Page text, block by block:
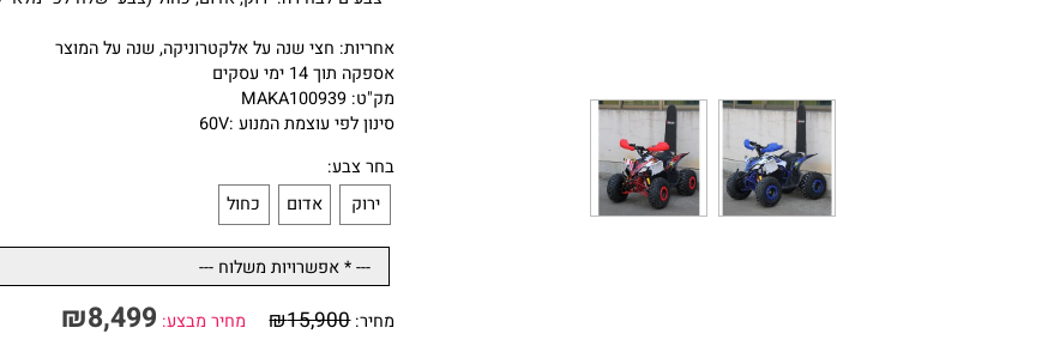
* מתנה - קשת התהפכות!
* צבעים לבחירה: ירוק, אדום, כחול (צבע ישלח לפי מלאי קיים)
אחריות: חצי שנה על אלקטרוניקה, שנה על המוצר
מק"ט: MAKA100939
סינון לפי עוצמת המנוע :60V
אדום כחול